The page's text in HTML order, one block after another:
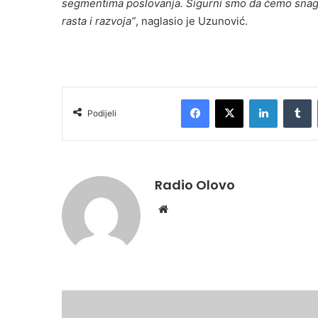
segmentima poslovanja. Sigurni smo da ćemo
rasta i razvoja”, naglasio je Uzunović.
Podijeli
Facebook
X LinkedIn
Radio Olovo